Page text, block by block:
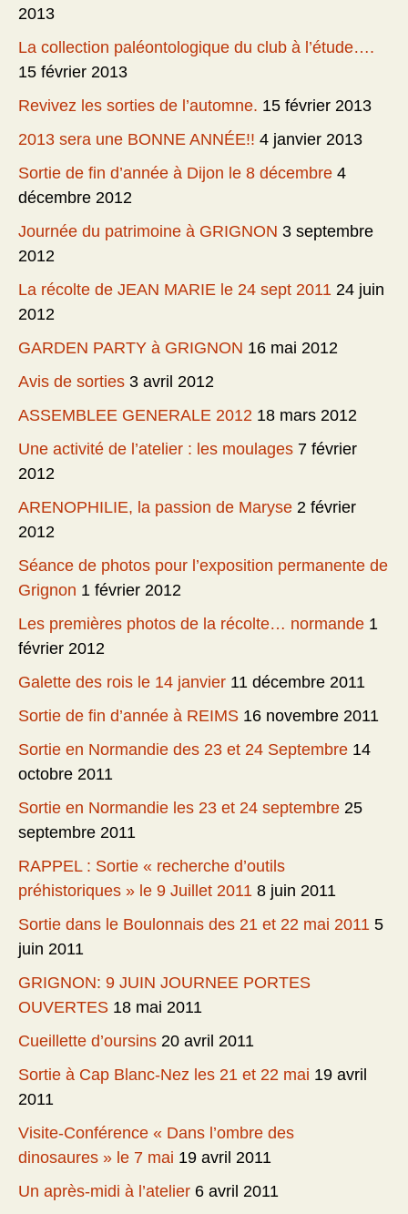
2013
La collection paléontologique du club à l’étude….
15 février 2013
Revivez les sorties de l’automne. 15 février 2013
2013 sera une BONNE ANNÉE!! 4 janvier 2013
Sortie de fin d’année à Dijon le 8 décembre 4
décembre 2012
Journée du patrimoine à GRIGNON 3 septembre
2012
La récolte de JEAN MARIE le 24 sept 2011 24 juin
2012
GARDEN PARTY à GRIGNON 16 mai 2012
Avis de sorties 3 avril 2012
ASSEMBLEE GENERALE 2012 18 mars 2012
Une activité de l’atelier : les moulages 7 février
2012
ARENOPHILIE, la passion de Maryse 2 février
2012
Séance de photos pour l’exposition permanente de
Grignon 1 février 2012
Les premières photos de la récolte… normande 1
février 2012
Galette des rois le 14 janvier 11 décembre 2011
Sortie de fin d’année à REIMS 16 novembre 2011
Sortie en Normandie des 23 et 24 Septembre 14
octobre 2011
Sortie en Normandie les 23 et 24 septembre 25
septembre 2011
RAPPEL : Sortie « recherche d’outils
préhistoriques » le 9 Juillet 2011 8 juin 2011
Sortie dans le Boulonnais des 21 et 22 mai 2011 5
juin 2011
GRIGNON: 9 JUIN JOURNEE PORTES
OUVERTES 18 mai 2011
Cueillette d’oursins 20 avril 2011
Sortie à Cap Blanc-Nez les 21 et 22 mai 19 avril
2011
Visite-Conférence « Dans l’ombre des
dinosaures » le 7 mai 19 avril 2011
Un après-midi à l’atelier 6 avril 2011